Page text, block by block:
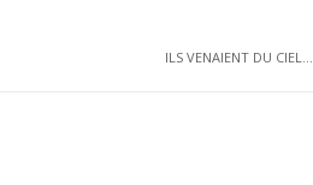
ILS VENAIENT DU CIEL...